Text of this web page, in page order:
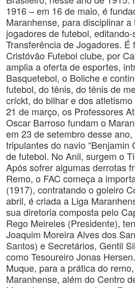
1916 – em 16 de maio, é
Maranhense, para disciplinar
jogadores de futebol,
Transferência de Jogadores. É
Cristóvão Futebol clube, por
amplia a oferta de esportes,
Basquetebol, o Boliche e
futebol, do tênis, do tênis de
críckt, do bilhar e dos
21 de março, os Professores
Oscar Barroso fundam o
em 23 de setembro desse
tripulantes do navio “Benjamin
de futebol. No Anil, surgem o
Após sofrer algumas derrotas
Remo, o FAC começa a
(1917), contratando o goleiro
abril, é criada a Liga
sua diretoria composta pelo
Rego Meireles (Presidente),
Joaquim Moreira Alves dos
Santos) e Secretários, Gentil
como Tesoureiro Jonas
Muque, para a prática do
Maranhense, além do Centro